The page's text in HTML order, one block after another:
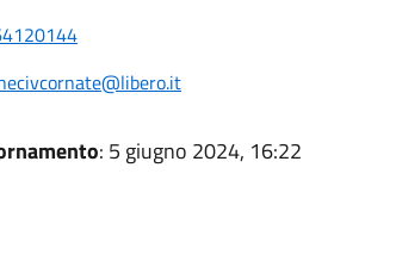
: 5 giugno 2024, 16:22